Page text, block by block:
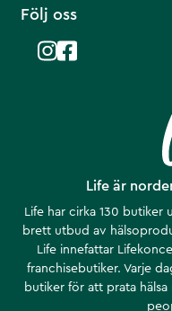
Life är
Life har cirka 130
brett utbud av
Life innefattar
franchisebutiker. Varje
butiker för att prata
Följ oss